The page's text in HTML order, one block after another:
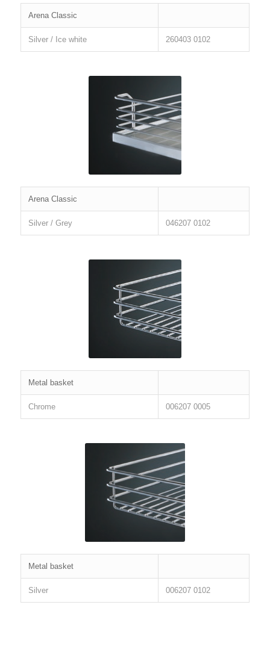
Arena Classic
Silver / Ice white 260403 0102
Arena Classic
Silver / Grey 046207 0102
Metal basket
Chrome 006207 0005
Metal basket
Silver 006207 0102